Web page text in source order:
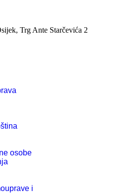
Trg Ante Starčevića 2
osobe
i